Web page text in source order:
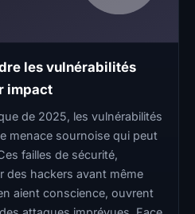
les vulnérabilités
impact
de 2025, les vulnérabilités
menace sournoise qui peut
failles de sécurité,
des hackers avant même
aient conscience, ouvrent